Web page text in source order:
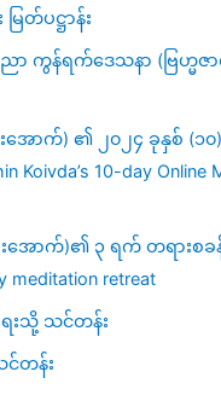
ြတ်ပဋ္ဌာန်း
ကွန်ရက်ဒေသနာ (ဗြဟ္မ
အောက်) ၏ ၂၀၂၄ ခုနှစ် (၁
Koivda’s 10-day Online
ောက်)၏ ၃ ရက် တရားစခန်း
meditation retreat
ေးသို့ သင်တန်း
င်တန်း